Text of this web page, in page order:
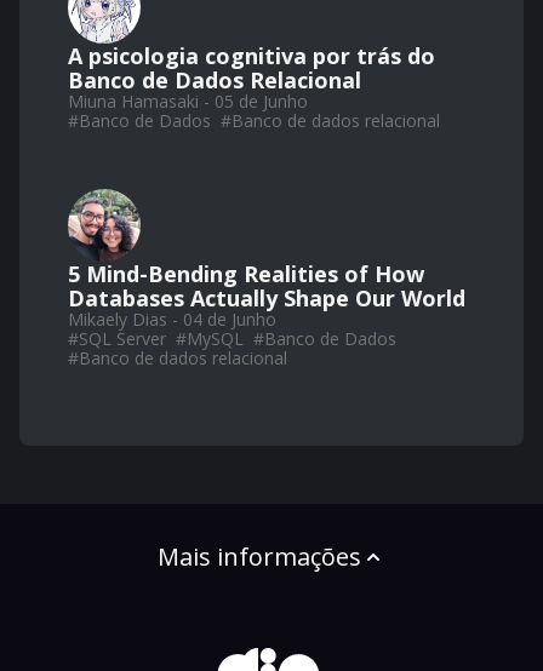
A psicologia cognitiva por trás do
Banco de Dados Relacional
Miuna Hamasaki - 05 de Junho
#Banco de Dados #Banco de dados relacional
5 Mind-Bending Realities of How
Databases Actually Shape Our World
Mikaely Dias - 04 de Junho
#SQL Server #MySQL #Banco de Dados
#Banco de dados relacional
Mais informações